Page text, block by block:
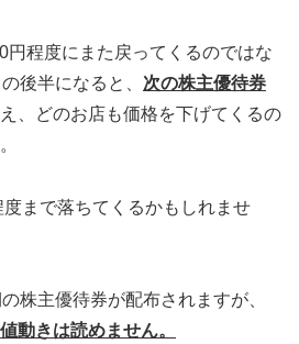
円程度にまた戻ってくるのではな
後半になると、 次の株主優待券
、どのお店も価格を下げてくるの
まで落ちてくるかもしれませ
株主優待券が配布されますが、
動きは読めません。